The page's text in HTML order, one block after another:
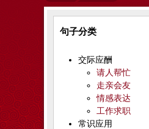
表
单
单
你
句子分类
交际应酬
请人帮忙
走亲会友
情感表达
工作求职
常识应用